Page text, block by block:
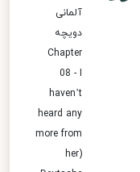
آلمانی
دویچه
Chapter
08 - I
haven’t
heard any
more from
her)